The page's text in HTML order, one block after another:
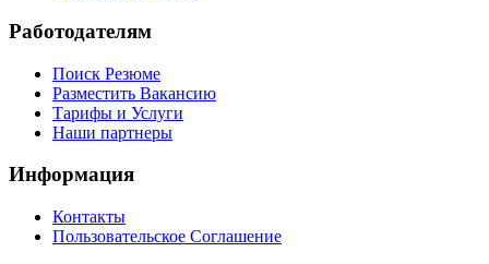
Работодателям
Поиск Резюме
Разместить Вакансию
Тарифы и Услуги
Наши партнеры
Информация
Контакты
Пользовательское Соглашение